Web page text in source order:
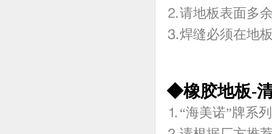
⒉请地板表面多
⒊焊缝必须在地
◆橡胶地板-
⒈“海美诺”牌系